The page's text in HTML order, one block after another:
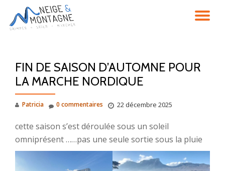
Aller
FIN DE SAISON D’AUTOMNE POUR
LA MARCHE NORDIQUE
Patricia 22 décembre 2025
0 commentaires
cette saison s’est déroulée sous un soleil
omniprésent ……pas une seule sortie sous la pluie